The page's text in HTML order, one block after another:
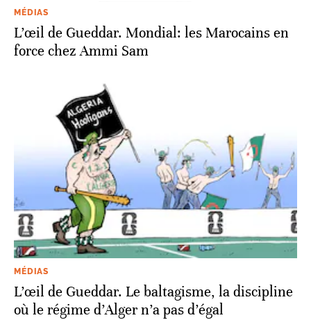
MÉDIAS
L’œil de Gueddar. Mondial: les Marocains en
force chez Ammi Sam
MÉDIAS
L’œil de Gueddar. Le baltagisme, la discipline
où le régime d’Alger n’a pas d’égal